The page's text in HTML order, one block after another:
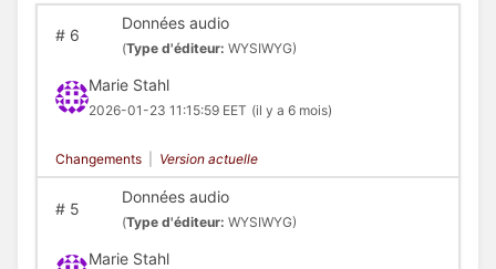
#6
Données audio
(Type d'éditeur: WYSIWYG)
Marie Stahl
2026-01-23 11:15:59 EET (il y a 6 mois)
Changements Version actuelle
#5
Données audio
(Type d'éditeur: WYSIWYG)
Marie Stahl